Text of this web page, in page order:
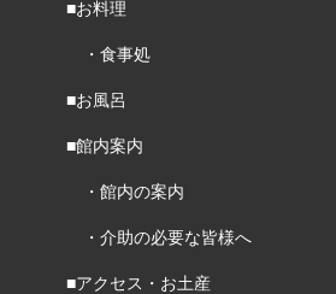
■お料理
・食事処
■お風呂
■館内案内
・館内の案内
・介助の必要な皆様へ
■アクセス・お土産